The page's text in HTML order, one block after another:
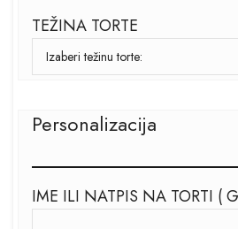
TEŽINA TORTE
Personalizacija
IME ILI NATPIS NA TORTI (